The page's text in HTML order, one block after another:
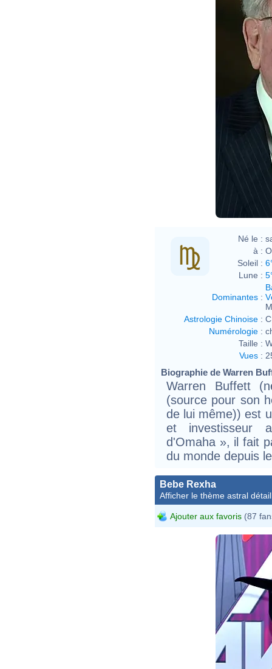
Né le :
à :
Soleil :
Lune :
Dominantes :
Astrologie Chinoise :
Numérologie :
Taille :
Vues :
Biographie de Warren
Warren Buffett
(source pour son
de lui même)) est
et investisseur
d'Omaha », il fait
du monde depuis
Bebe Rexha
Afficher le thème astral
Ajouter aux favoris (87